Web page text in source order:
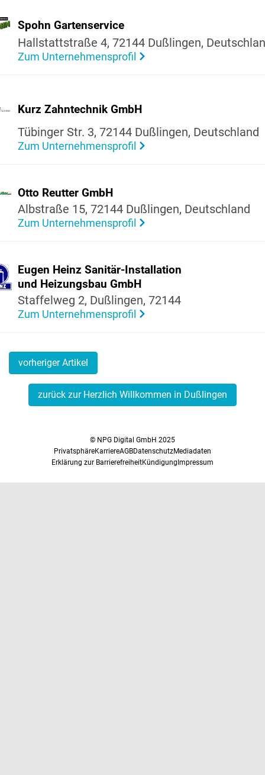
Spohn Garten­ser­vice
Hall­statt­straße 4, 72144 Dußlingen,
Zum Unternehmensprofil
Kurz Zahn­technik GmbH
Tübinger Str. 3, 72144 Dußlingen, Deutsch­land
Zum Unternehmensprofil
Otto Reutter GmbH
Albstraße 15, 72144 Dußlingen, Deutsch­land
Zum Unternehmensprofil
Eugen Heinz Sanitär-Instal­la­tion
und Heizungsbau GmbH
Staf­felweg 2, Dußlingen, 72144
Zum Unternehmensprofil
vorheriger Artikel
zurück zur Herzlich Willkommen in Dußlingen
© NPG Digital GmbH 2025
PrivatsphäreKarriereAGBDatenschutzMediadaten
Erklärung zur BarrierefreiheitKündigungImpressum